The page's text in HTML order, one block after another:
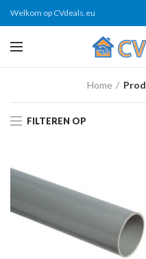
Welkom op CVdeals.eu
Home
FILTEREN OP